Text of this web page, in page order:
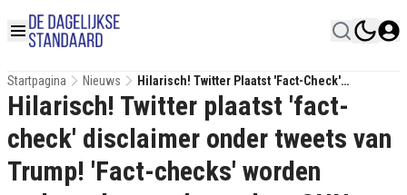
Startpagina Nieuws
Hilarisch! Twitter Plaatst 'fact-Check'
Disclaimer Onder Tweets Van Trump! 'Fact-
Checks' Worden Gedaan Door Onder Andere
CNN...
Hilarisch! Twitter plaatst 'fact-
check' disclaimer onder tweets van
Trump! 'Fact-checks' worden